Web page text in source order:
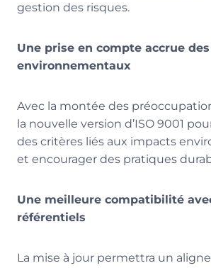
gestion des risques.
Une prise en compte accrue
environnementaux
Avec la montée des
la nouvelle version d’ISO 9001
des critères liés aux impacts
et encourager des pratiques
Une meilleure compatibilité
référentiels
La mise à jour permettra un